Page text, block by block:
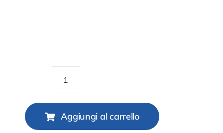
Anemometro
per
Vantage
Aggiungi al carrello